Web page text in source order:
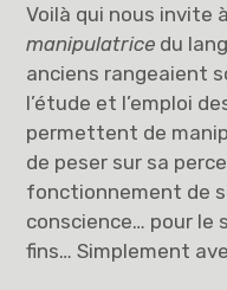
Voilà qui nous invite
manipulatrice du
anciens rangeaient
l’étude et l’emploi
permettent de
de peser sur sa
fonctionnement de
conscience… pour le
fins… Simplement